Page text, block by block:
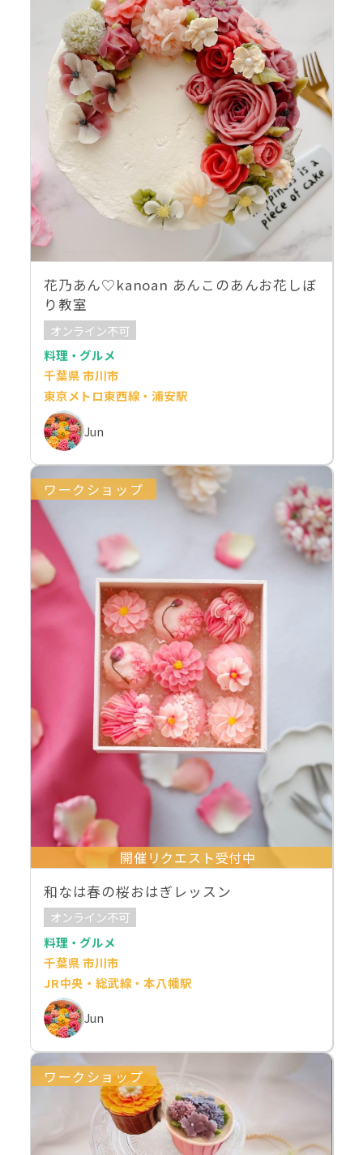
花乃あん♡kanoan あんこのあんお花しぼ
り教室
オンライン不可
料理・グルメ
千葉県 市川市
東京メトロ東西線・浦安駅
Jun
ワークショップ
開催リクエスト受付中
和なは春の桜おはぎレッスン
オンライン不可
料理・グルメ
千葉県 市川市
JR中央・総武線・本八幡駅
Jun
ワークショップ